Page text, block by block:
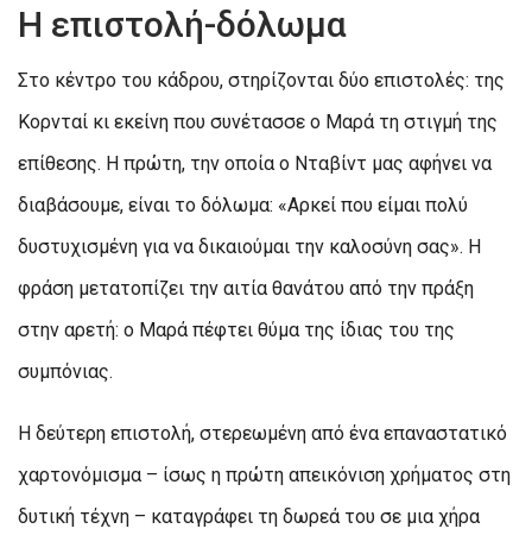
Η επιστολή-δόλωμα
Στο κέντρο του κάδρου, στηρίζονται δύο επιστολές: της
Κορνταί κι εκείνη που συνέτασσε ο Μαρά τη στιγμή της
επίθεσης. Η πρώτη, την οποία ο Νταβίντ μας αφήνει να
διαβάσουμε, είναι το δόλωμα: «Αρκεί που είμαι πολύ
δυστυχισμένη για να δικαιούμαι την καλοσύνη σας». Η
φράση μετατοπίζει την αιτία θανάτου από την πράξη
στην αρετή: ο Μαρά πέφτει θύμα της ίδιας του της
συμπόνιας.
Η δεύτερη επιστολή, στερεωμένη από ένα επαναστατικό
χαρτονόμισμα – ίσως η πρώτη απεικόνιση χρήματος στη
δυτική τέχνη – καταγράφει τη δωρεά του σε μια χήρα